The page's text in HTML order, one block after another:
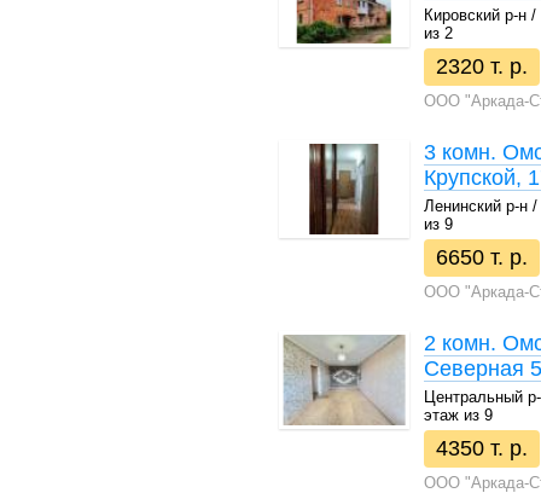
Кировский р-н
из 2
2320 т. р.
ООО "Аркада-
3 комн.
Крупской,
Ленинский р-н
из 9
6650 т. р.
ООО "Аркада-
2 комн.
Северная
Центральный
этаж из 9
4350 т. р.
ООО "Аркада-